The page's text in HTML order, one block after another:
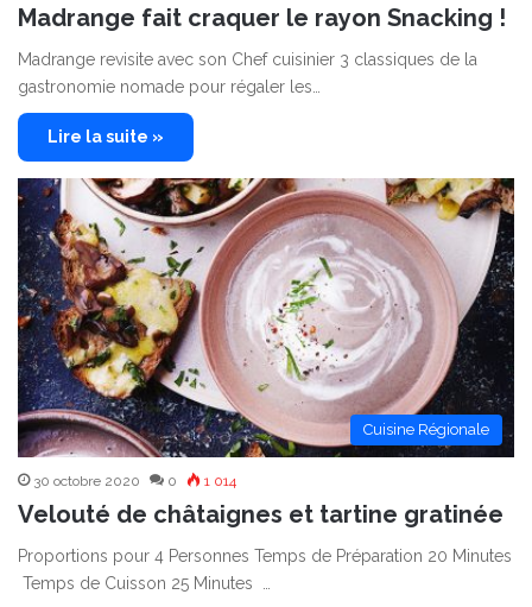
Madrange fait craquer le rayon Snacking !
Madrange revisite avec son Chef cuisinier 3 classiques de la
gastronomie nomade pour régaler les…
Lire la suite »
Cuisine Régionale
30 octobre 2020 0 1 014
Velouté de châtaignes et tartine gratinée
Proportions pour 4 Personnes Temps de Préparation 20 Minutes
Temps de Cuisson 25 Minutes …